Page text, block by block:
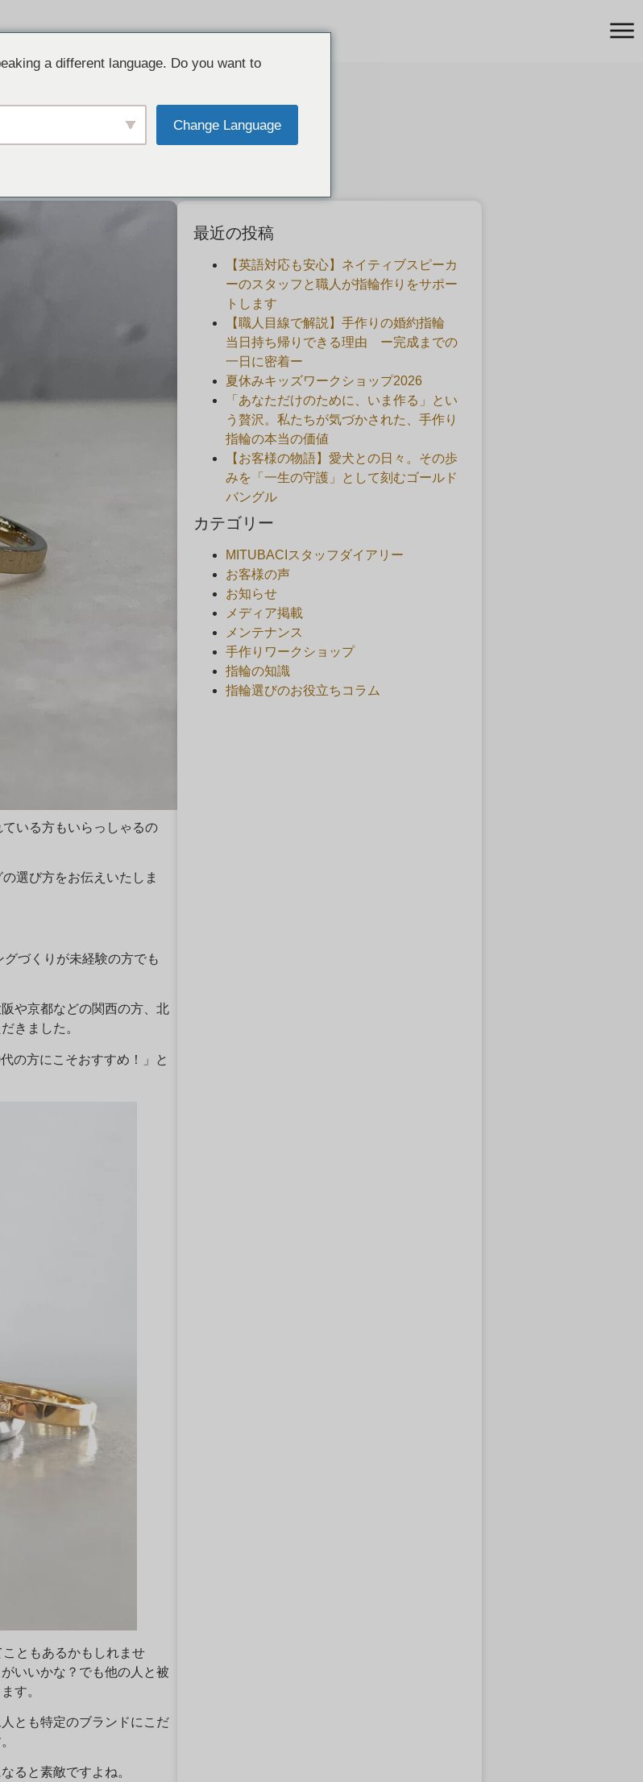
作り結婚指輪（マリッジリング）
いる方もいらっしゃるの
選び方をお伝えいたしま
づくりが未経験の方でも
や京都などの関西の方、北
きました。
の方にこそおすすめ！」と
ともあるかもしれませ
いいかな？でも他の人と被
す。
とも特定のブランドにこだ
ると素敵ですよね。
最近の投稿
【英語対応も安心】ネイティブスピーカ
ーのスタッフと職人が指輪作りをサポー
トします
【職人目線で解説】手作りの婚約指輪
当日持ち帰りできる理由 ー完成までの
一日に密着ー
夏休みキッズワークショップ2026
「あなただけのために、いま作る」とい
う贅沢。私たちが気づかされた、手作り
指輪の本当の価値
【お客様の物語】愛犬との日々。その歩
みを「一生の守護」として刻むゴールド
バングル
カテゴリー
MITUBACIスタッフダイアリー
お客様の声
お知らせ
メディア掲載
メンテナンス
手作りワークショップ
指輪の知識
指輪選びのお役立ちコラム
a different language. Do you want to
Change Language